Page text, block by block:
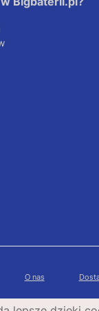
O nas